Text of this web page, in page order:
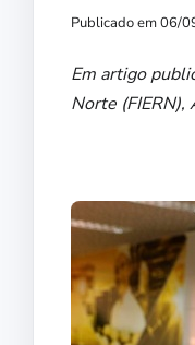
Publicado em 06/
Em artigo
Norte (FIERN),